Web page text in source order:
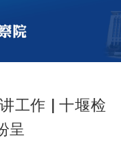
工作 | 十堰检
呈